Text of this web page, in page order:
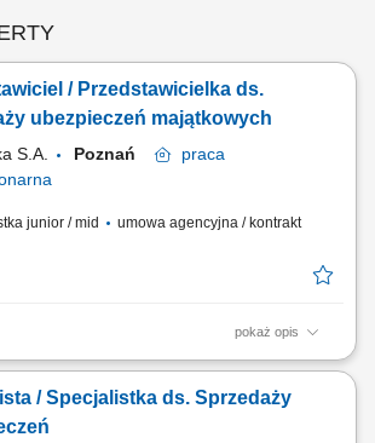
/ Przedstawicielka ds.
ubezpieczeń majątkowych
S.A. Poznań
praca
junior / mid
umowa agencyjna / kontrakt
pokaż opis
i rozwijanie relacji z klientami; Analiza
online i stacjonarnych; Rozwijanie własnego
pozyskiwanie nowych kontaktów
/ Specjalistka ds. Sprzedaży